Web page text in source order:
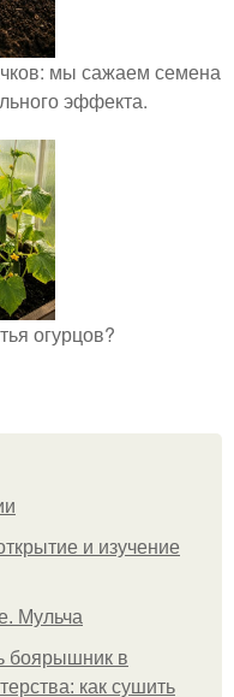
мы сажаем семена
эффекта.
огурцов?
и изучение
Мульча
боярышник в
как сушить